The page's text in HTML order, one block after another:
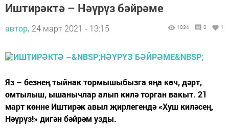
Иштирәктә – Нәүрүз бәйрәме
автор, 24 март 2021 - 13:15 1034 0 1
Яз – безнең тыйнак тормышыбызга яңа көч, дәрт,
омтылыш, ышанычлар алып килә торган вакыт. 21
март көнне Иштирәк авыл җирлегендә «Хуш киләсең,
Нәүрүз!» дигән бәйрәм узды.